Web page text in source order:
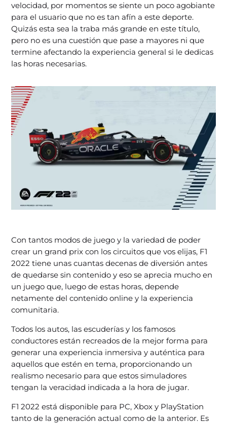
velocidad, por momentos se siente un poco agobiante
para el usuario que no es tan afín a este deporte.
Quizás esta sea la traba más grande en este título,
pero no es una cuestión que pase a mayores ni que
termine afectando la experiencia general si le dedicas
las horas necesarias.
Con tantos modos de juego y la variedad de poder
crear un grand prix con los circuitos que vos elijas, F1
2022 tiene unas cuantas decenas de diversión antes
de quedarse sin contenido y eso se aprecia mucho en
un juego que, luego de estas horas, depende
netamente del contenido online y la experiencia
comunitaria.
Todos los autos, las escuderías y los famosos
conductores están recreados de la mejor forma para
generar una experiencia inmersiva y auténtica para
aquellos que estén en tema, proporcionando un
realismo necesario para que estos simuladores
tengan la veracidad indicada a la hora de jugar.
F1 2022 está disponible para PC, Xbox y PlayStation
tanto de la generación actual como de la anterior. Es